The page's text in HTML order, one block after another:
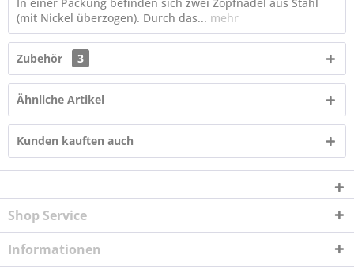
(mit Nickel überzogen). Durch das... mehr
Zubehör 3
Ähnliche Artikel
Kunden kauften auch
Shop Service
Informationen